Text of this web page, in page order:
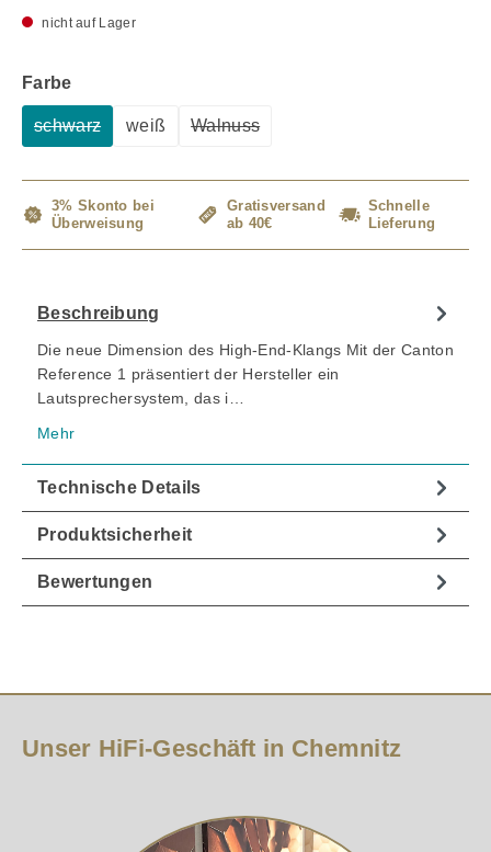
nicht auf Lager
Farbeauswählen
schwarz weiß Walnuss
3% Skonto bei
Überweisung
Gratisversand
ab 40€
Schnelle
Lieferung
Beschreibung
Die neue Dimension des High-End-Klangs Mit der Canton
Reference 1 präsentiert der Hersteller ein
Lautsprechersystem, das i…
Mehr
Technische Details
Produktsicherheit
Bewertungen
Unser HiFi-Geschäft in Chemnitz